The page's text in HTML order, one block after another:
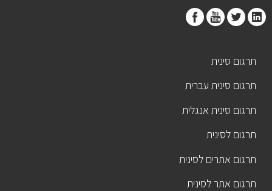
תרגום סינית
תרגום סינית עברית
תרגום סינית אנגלית
תרגום לסינית
תרגום אתרים לסינית
תרגום אתר לסינית